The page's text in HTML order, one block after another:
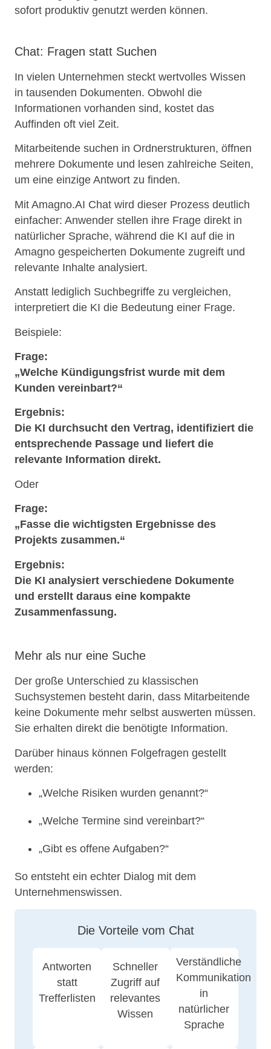
sofort produktiv genutzt werden können.
Chat: Fragen statt Suchen
In vielen Unternehmen steckt wertvolles Wissen
in tausenden Dokumenten. Obwohl die
Informationen vorhanden sind, kostet das
Auffinden oft viel Zeit.
Mitarbeitende suchen in Ordnerstrukturen, öffnen
mehrere Dokumente und lesen zahlreiche Seiten,
um eine einzige Antwort zu finden.
Mit Amagno.AI Chat wird dieser Prozess deutlich
einfacher: Anwender stellen ihre Frage direkt in
natürlicher Sprache, während die KI auf die in
Amagno gespeicherten Dokumente zugreift und
relevante Inhalte analysiert.
Anstatt lediglich Suchbegriffe zu vergleichen,
interpretiert die KI die Bedeutung einer Frage.
Beispiele:
Frage:
„Welche Kündigungsfrist wurde mit dem
Kunden vereinbart?“
Ergebnis:
Die KI durchsucht den Vertrag, identifiziert die
entsprechende Passage und liefert die
relevante Information direkt.
Oder
Frage:
„Fasse die wichtigsten Ergebnisse des
Projekts zusammen.“
Ergebnis:
Die KI analysiert verschiedene Dokumente
und erstellt daraus eine kompakte
Zusammenfassung.
Mehr als nur eine Suche
Der große Unterschied zu klassischen
Suchsystemen besteht darin, dass Mitarbeitende
keine Dokumente mehr selbst auswerten müssen.
Sie erhalten direkt die benötigte Information.
Darüber hinaus können Folgefragen gestellt
werden:
„Welche Risiken wurden genannt?“
„Welche Termine sind vereinbart?“
„Gibt es offene Aufgaben?“
So entsteht ein echter Dialog mit dem
Unternehmenswissen.
Die Vorteile vom Chat
Antworten
statt
Trefferlisten
Schneller
Zugriff auf
relevantes
Wissen
Verständliche
Kommunikation
in
natürlicher
Sprache